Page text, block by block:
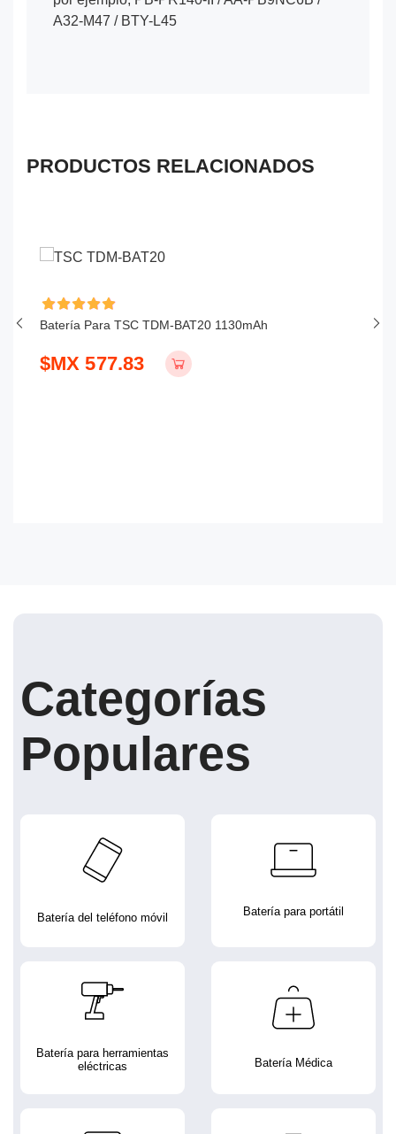
A32-M47 / BTY-L45
PRODUCTOS RELACIONADOS
Batería Para TSC TDM-BAT20 1130mAh
$MX 577.83
Categorías
Populares
Batería del teléfono móvil Batería para portátil
Batería para herramientas
eléctricas
Batería Médica